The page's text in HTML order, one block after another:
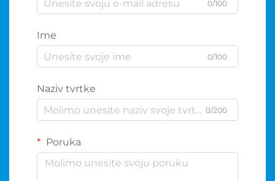
0/100
Ime
0/100
Naziv tvrtke
0/200
Poruka